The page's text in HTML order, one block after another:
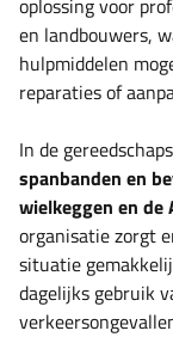
oplossing voor
en landbouwers,
hulpmiddelen
reparaties of
In de
spanbanden en
wielkeggen en de
organisatie zorgt
situatie
dagelijks gebruik